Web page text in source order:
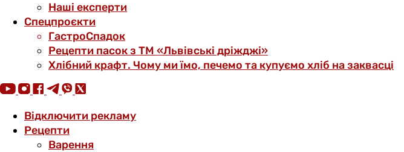
Наші експерти
Спецпроєкти
ГастроСпадок
Рецепти пасок з ТМ «Львівські дріжджі»
Хлібний крафт. Чому ми їмо, печемо та купуємо хліб на заквасці
Відключити рекламу
Рецепти
Варення